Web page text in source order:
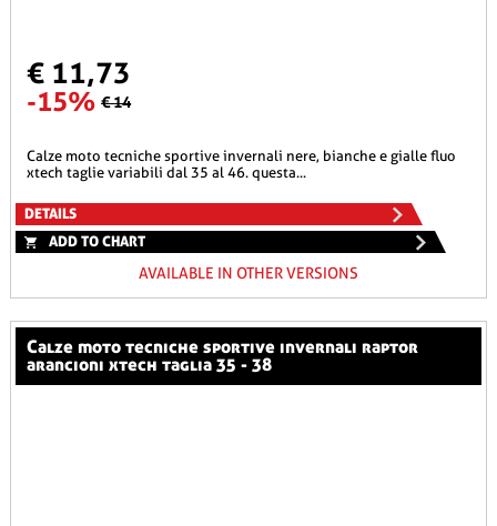
€ 11,73
-15% € 14
calze moto tecniche sportive invernali nere, bianche e gialle fluo
xtech taglie variabili dal 35 al 46. questa...
DETAILS
ADD TO CHART
AVAILABLE IN OTHER VERSIONS
calze moto tecniche sportive invernali raptor
arancioni xtech taglia 35 - 38